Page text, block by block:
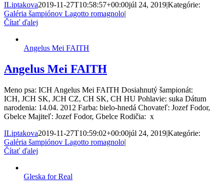
ILiptakova2019-11-27T10:58:57+00:00júl 24, 2019|Kategórie:
Galéria šampiónov Lagotto romagnolo|
Čítať ďalej
Angelus Mei FAITH
Angelus Mei FAITH
Meno psa: ICH Angelus Mei FAITH Dosiahnutý šampionát:
ICH, JCH SK, JCH CZ, CH SK, CH HU Pohlavie: suka Dátum
narodenia: 14.04. 2012 Farba: bielo-hnedá Chovateľ: Jozef Fodor,
Gbelce Majiteľ: Jozef Fodor, Gbelce Rodičia: x
ILiptakova2019-11-27T10:59:02+00:00júl 24, 2019|Kategórie:
Galéria šampiónov Lagotto romagnolo|
Čítať ďalej
Gleska for Real